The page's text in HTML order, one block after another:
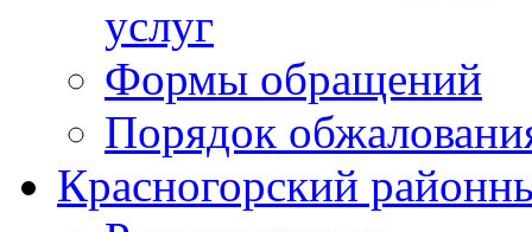
услуг
Формы обращений
Порядок
Красногорский